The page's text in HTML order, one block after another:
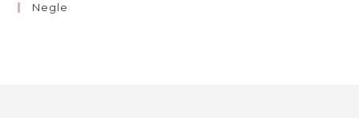
Negle